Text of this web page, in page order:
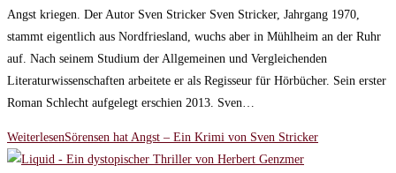
Angst kriegen. Der Autor Sven Stricker Sven Stricker, Jahrgang 1970,
stammt eigentlich aus Nordfriesland, wuchs aber in Mühlheim an der Ruhr
auf. Nach seinem Studium der Allgemeinen und Vergleichenden
Literaturwissenschaften arbeitete er als Regisseur für Hörbücher. Sein erster
Roman Schlecht aufgelegt erschien 2013. Sven…
WeiterlesenSörensen hat Angst – Ein Krimi von Sven Stricker